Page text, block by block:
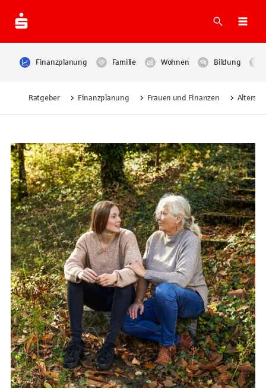
Suche
Finanzplanung Familie Wohnen Bildung
Ratgeber Finanzplanung Frauen und Finanzen